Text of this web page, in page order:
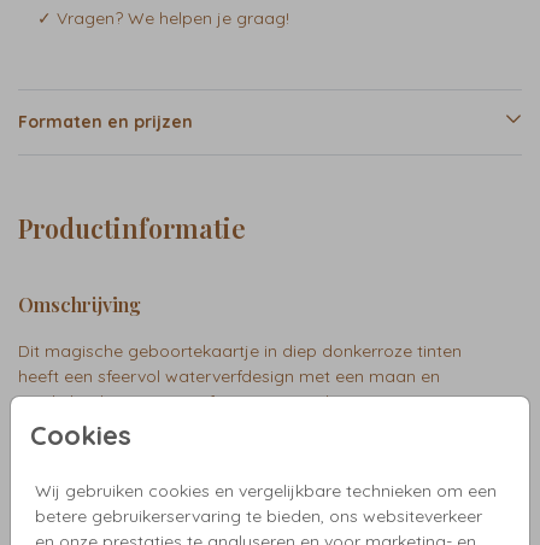
Cookies
Wij gebruiken cookies en vergelijkbare technieken om een
betere gebruikerservaring te bieden, ons websiteverkeer
✓ Vragen? We helpen je graag!
Formaten en prijzen
Productinformatie
Omschrijving
Dit magische geboortekaartje in diep donkerroze tinten
heeft een sfeervol waterverfdesign met een maan en
twinkelende sterren. Perfect voor een dromerige en
sprookjesachtige geboorteaankondiging. Yara
Collectie